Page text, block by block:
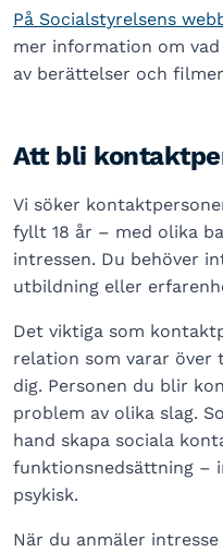
På Socialstyrelsens
mer information om
av berättelser och
Att bli
Vi söker
fyllt 18 år – med olika
intressen. Du behöver
utbildning eller
Det viktiga som
relation som varar över
dig. Personen du blir
problem av olika slag.
hand skapa sociala
funktionsnedsättning –
psykisk.
När du anmäler